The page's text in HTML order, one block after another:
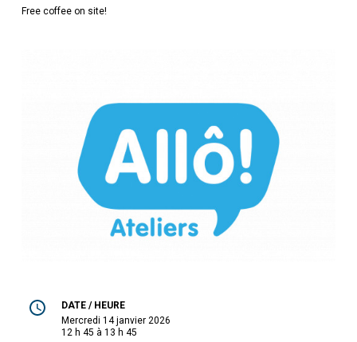
Free coffee on site!
DATE / HEURE
mercredi 14 janvier 2026
12 h 45 à 13 h 45